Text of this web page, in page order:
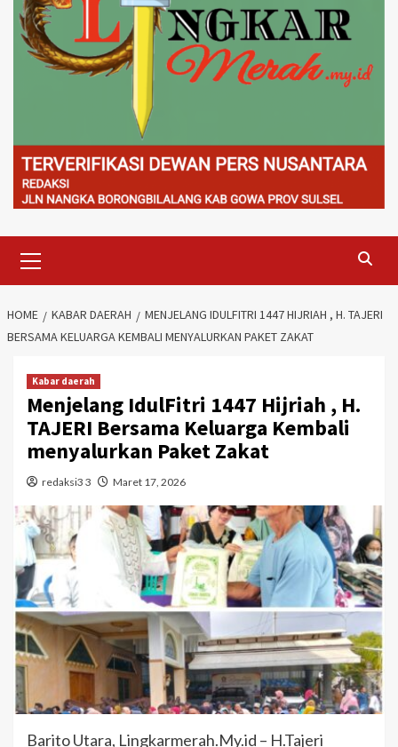
Menu
HOME KABAR DAERAH
MENJELANG IDULFITRI 1447 HIJRIAH , H. TAJERI
BERSAMA KELUARGA KEMBALI MENYALURKAN PAKET ZAKAT
Kabar daerah
Menjelang IdulFitri 1447 Hijriah , H.
TAJERI Bersama Keluarga Kembali
menyalurkan Paket Zakat
redaksi3 3 Maret 17, 2026
Barito Utara, Lingkarmerah.My.id – H.Tajeri